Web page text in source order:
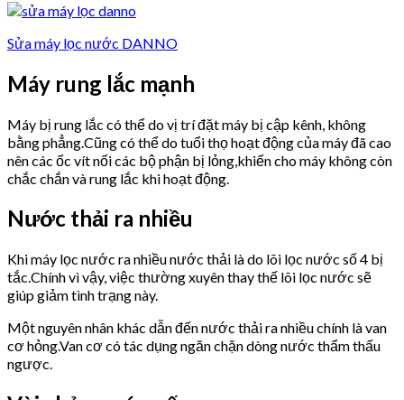
Sửa máy lọc nước DANNO
Máy rung lắc mạnh
Máy bị rung lắc có thể do vị trí đặt máy bị cập kênh, không
bằng phẳng.Cũng có thể do tuổi thọ hoạt động của máy đã cao
nên các ốc vít nối các bộ phận bị lỏng,khiến cho máy không còn
chắc chắn và rung lắc khi hoạt động.
Nước thải ra nhiều
Khi máy lọc nước ra nhiều nước thải là do lõi lọc nước số 4 bị
tắc.Chính vì vậy, việc thường xuyên thay thế lõi lọc nước sẽ
giúp giảm tình trạng này.
Một nguyên nhân khác dẫn đến nước thải ra nhiều chính là van
cơ hỏng.Van cơ có tác dụng ngăn chặn dòng nước thẩm thấu
ngược.